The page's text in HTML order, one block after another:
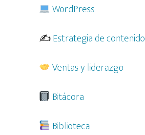
WordPress
✍️Estrategia de contenido
Ventas y liderazgo
Bitácora
Biblioteca